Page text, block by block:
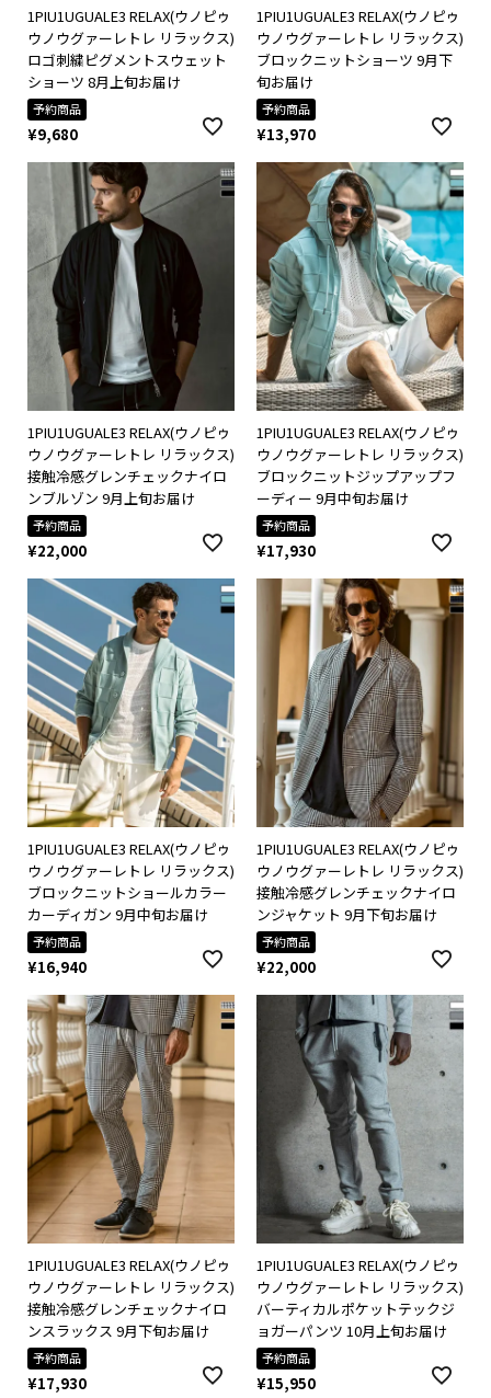
1PIU1UGUALE3 RELAX(ウノピゥ
ウノウグァーレトレ リラックス)
ロゴ刺繍ピグメントスウェット
ショーツ 8月上旬お届け
予約商品
¥9,680
1PIU1UGUALE3 RELAX(ウノピゥ
ウノウグァーレトレ リラックス)
ブロックニットショーツ 9月下
旬お届け
予約商品
¥13,970
1PIU1UGUALE3 RELAX(ウノピゥ
ウノウグァーレトレ リラックス)
接触冷感グレンチェックナイロ
ンブルゾン 9月上旬お届け
予約商品
¥22,000
1PIU1UGUALE3 RELAX(ウノピゥ
ウノウグァーレトレ リラックス)
ブロックニットジップアップフ
ーディー 9月中旬お届け
予約商品
¥17,930
1PIU1UGUALE3 RELAX(ウノピゥ
ウノウグァーレトレ リラックス)
ブロックニットショールカラー
カーディガン 9月中旬お届け
予約商品
¥16,940
1PIU1UGUALE3 RELAX(ウノピゥ
ウノウグァーレトレ リラックス)
接触冷感グレンチェックナイロ
ンジャケット 9月下旬お届け
予約商品
¥22,000
1PIU1UGUALE3 RELAX(ウノピゥ
ウノウグァーレトレ リラックス)
接触冷感グレンチェックナイロ
ンスラックス 9月下旬お届け
予約商品
¥17,930
1PIU1UGUALE3 RELAX(ウノピゥ
ウノウグァーレトレ リラックス)
バーティカルポケットテックジ
ョガーパンツ 10月上旬お届け
予約商品
¥15,950